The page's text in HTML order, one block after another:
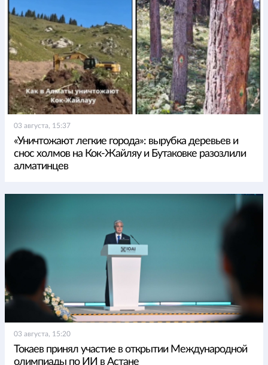
03 августа, 15:37
«Уничтожают легкие города»: вырубка деревьев и
снос холмов на Кок-Жайляу и Бутаковке разозлили
алматинцев
03 августа, 15:20
Токаев принял участие в открытии Международной
олимпиады по ИИ в Астане